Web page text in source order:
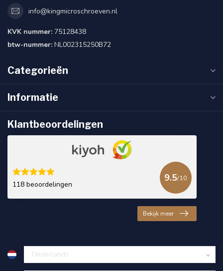
info@kingmicroschroeven.nl
KVK nummer: 75128438
btw-nummer: NL002315250B72
Categorieën
Informatie
Klantbeoordelingen
118 beoordelingen
9.5/10
Bekijk meer